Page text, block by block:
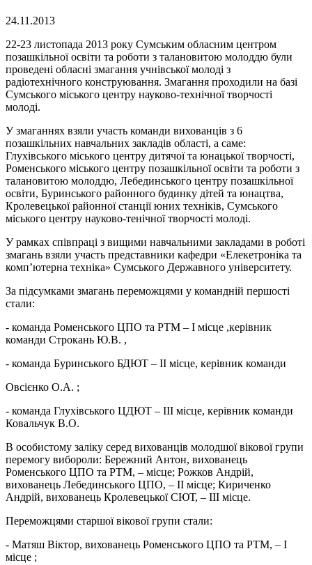
24.11.2013
22-23 листопада 2013 року Сумським обласним центром
позашкільної освіти та роботи з талановитою молоддю були
проведені обласні змагання учнівської молоді з
радіотехнічного конструювання. Змагання проходили на базі
Сумського міського центру науково-технічної творчості
молоді.
У змаганнях взяли участь команди вихованців з 6
позашкільних навчальних закладів області, а саме:
Глухівського міського центру дитячої та юнацької творчості,
Роменського міського центру позашкільної освіти та роботи з
талановитою молоддю, Лебединського центру позашкільної
освіти, Буринського районного будинку дітей та юнацтва,
Кролевецької районної станції юних техніків, Сумського
міського центру науково-тенічної творчості молоді.
У рамках співпраці з вищими навчальними закладами в роботі
змагань взяли участь представники кафедри «Елекетроніка та
комп’ютерна техніка» Сумського Державного університету.
За підсумками змагань переможцями у командній першості
стали:
- команда Роменського ЦПО та РТМ – І місце ,керівник
команди Строкань Ю.В. ,
- команда Буринського БДЮТ – ІІ місце, керівник команди
Овсієнко О.А. ;
- команда Глухівського ЦДЮТ – ІІІ місце, керівник команди
Ковальчук В.О.
В особистому заліку серед вихованців молодшої вікової групи
перемогу вибороли: Бережний Антон, вихованець
Роменського ЦПО та РТМ, – місце; Рожков Андрій,
вихованець Лебединського ЦПО, – ІІ місце; Кириченко
Андрій, вихованець Кролевецької СЮТ, – ІІІ місце.
Переможцями старшої вікової групи стали:
- Матяш Віктор, вихованець Роменського ЦПО та РТМ, – І
місце ;